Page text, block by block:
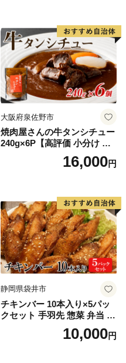
ー ギフト お取り寄せ 日高市
大阪府泉佐野市
焼肉屋さんの牛タンシチュー
240g×6P【高評価 小分け 惣
菜 牛たん 一人暮らし 冷凍】
16,000円
静岡県袋井市
チキンバー 10本入り×5パッ
クセット 手羽先 惣菜 弁当 お
かず お酒 おつまみ ギフト キ
ャンプ アウトドア キャンプ
10,000円